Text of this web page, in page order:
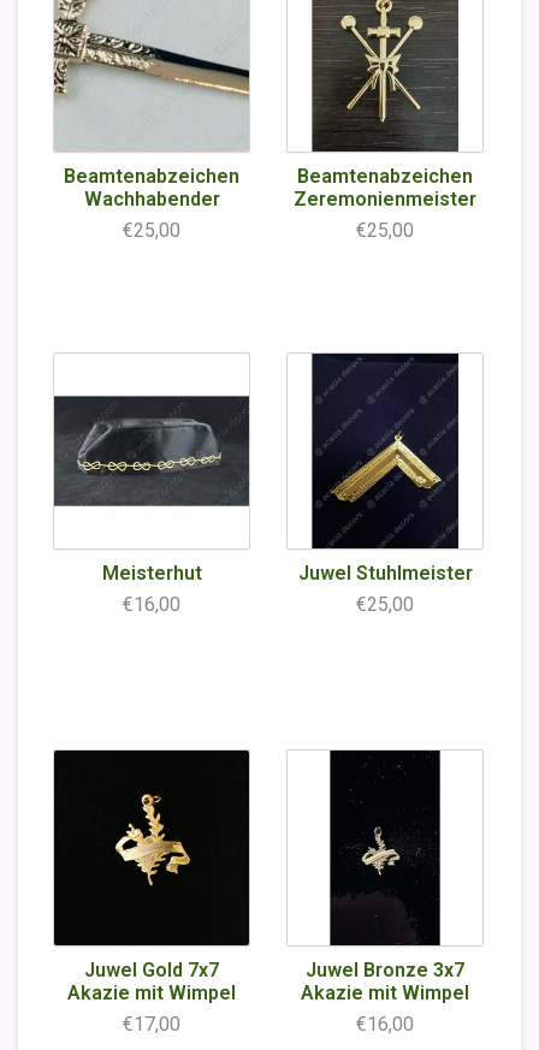
Beamtenabzeichen
Wachhabender
€25,00
Beamtenabzeichen
Zeremonienmeister
€25,00
Meisterhut
€16,00
Juwel Stuhlmeister
€25,00
Juwel Gold 7x7
Akazie mit Wimpel
€17,00
Juwel Bronze 3x7
Akazie mit Wimpel
€16,00